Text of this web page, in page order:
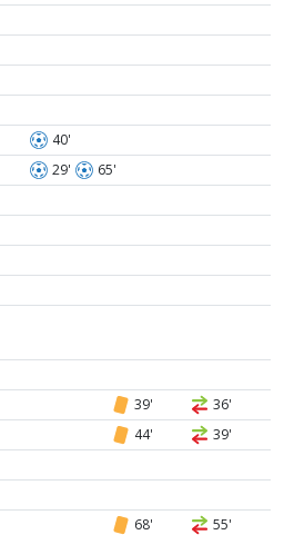
40'
29' 65'
39' 36'
44' 39'
68' 55'